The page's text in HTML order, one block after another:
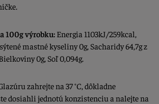
100g výrobku: Energia 1103kJ/259kcal,
mastné kyseliny 0g, Sacharidy 64,7g z
0g, Soľ 0,094g.
zahrejte na 37 °C, dôkladne
dosiahli jednotú konzistenciu a nalejte na